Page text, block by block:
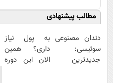
مطالب پیشنهادی
دندان مصنوعی
سوئیسی:
جدیدترین
به پول نیاز
داری؟ همین
الان این دوره